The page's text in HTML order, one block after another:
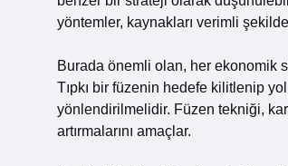
yöntemler, kaynakları verimli
Burada önemli olan, her ekonomik
Tıpkı bir füzenin hedefe kilitlenip
yönlendirilmelidir. Füzen tekniği,
artırmalarını amaçlar.